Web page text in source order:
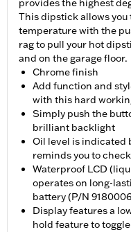
provides the highest
This dipstick allows
temperature with the
rag to pull your hot
and on the garage floor.
Chrome finish
Add function and
with this hard
Simply push the
brilliant backlight
Oil level is indicated
reminds you to
Waterproof LCD
operates on long-
battery (P/N
Display features a
hold feature to